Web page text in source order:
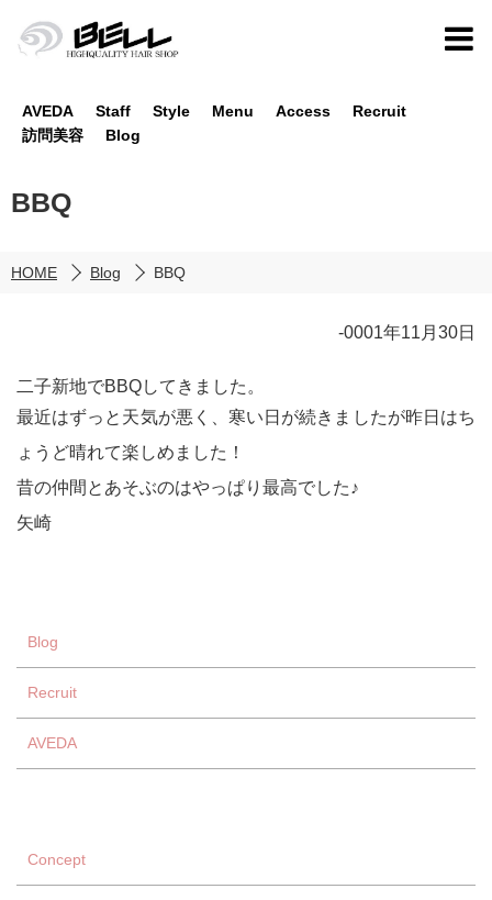
AVEDA Staff Style Menu Access
Recruit
訪問美容
Blog
BBQ
HOME Blog BBQ
-0001年11月30日
二子新地でBBQしてきました。
最近はずっと天気が悪く、寒い日が続きましたが昨日はち
ょうど晴れて楽しめました！
昔の仲間とあそぶのはやっぱり最高でした♪
矢崎
Blog
Recruit
AVEDA
Concept